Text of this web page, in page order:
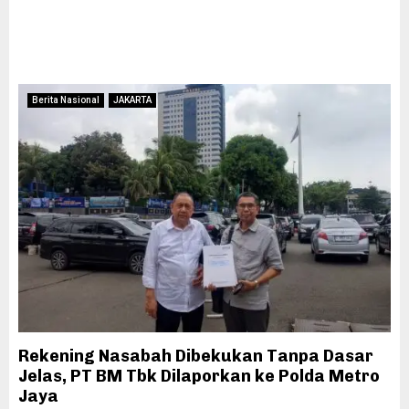
Berita Nasional JAKARTA
Rekening Nasabah Dibekukan Tanpa Dasar
Jelas, PT BM Tbk Dilaporkan ke Polda Metro
Jaya